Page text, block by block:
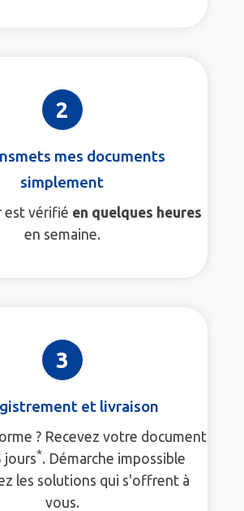
2
mes documents
simplement
est vérifié en quelques heures
en semaine.
3
et livraison
? Recevez votre document
jours*. Démarche impossible
les solutions qui s'offrent à
vous.